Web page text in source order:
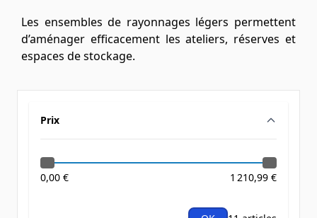
Les ensembles de rayonnages légers permettent
d’aménager efficacement les ateliers, réserves et
espaces de stockage.
Prix
0,00 € 1 210,99 €